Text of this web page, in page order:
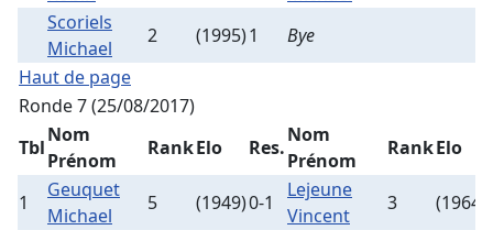
Scoriels
Michael
2 (1995)1
Bye
Haut de page
Ronde 7 (25/08/2017)
Tbl
Nom
Prénom
RankElo Res.
Nom
Prénom
RankElo
1
Geuquet
Michael
5 (1949)0-1
Lejeune
Vincent
3 (1964)